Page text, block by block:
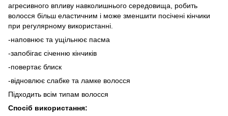
агресивного впливу навколишнього середовища, робить
волосся більш еластичним і може зменшити посічені кінчики
при регулярному використанні.
-наповнює та ущільнює пасма
-запобігає січенню кінчиків
-повертає блиск
-відновлює слабке та ламке волосся
Підходить всім типам волосся
Спосіб використання: